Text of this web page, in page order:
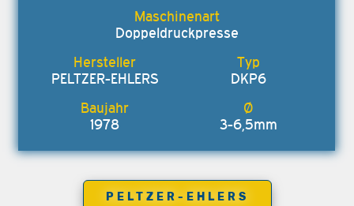
Doppeldruckpresse
PELTZER-EHLERS DKP6
1978 3-6,5mm
PELTZER-EHLERS